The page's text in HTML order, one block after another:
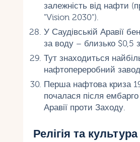
залежність від нафти
"Vision 2030").
У Саудівській Аравії
за воду – близько $0,5
Тут знаходиться
нафтопереробний
Перша нафтова криза
почалася після ембарго
Аравії проти Заходу.
Релігія та культура